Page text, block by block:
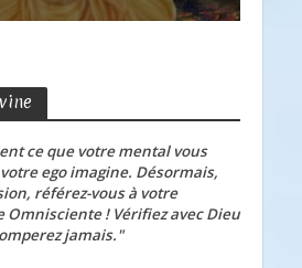
ce que votre mental vous
ego imagine. Désormais,
référez-vous à votre
Omnisciente ! Vérifiez avec Dieu
jamais."